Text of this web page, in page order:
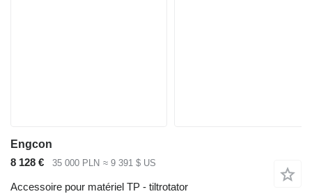
Engcon
8 128 €
35 000 PLN ≈ 9 391 $ US
Accessoire pour matériel TP - tiltrotator